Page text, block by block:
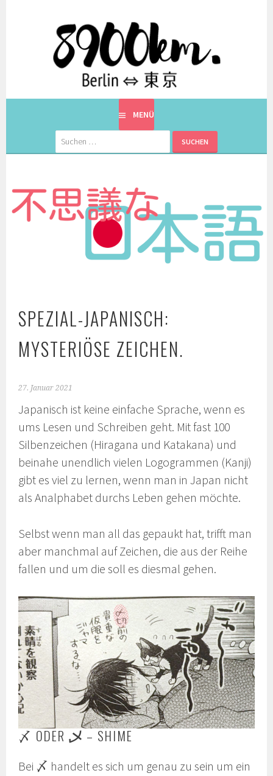
8900KM. BERLIN ⇔ 東京
EINE BERLINERIN IN JAPAN. MIT EINEM JAPANER.
MENÜ
Suchen
nach:
SPEZIAL-JAPANISCH:
MYSTERIÖSE ZEICHEN.
27. Januar 2021
Japanisch ist keine einfache Sprache, wenn es
ums Lesen und Schreiben geht. Mit fast 100
Silbenzeichen (Hiragana und Katakana) und
beinahe unendlich vielen Logogrammen (Kanji)
gibt es viel zu lernen, wenn man in Japan nicht
als Analphabet durchs Leben gehen möchte.
Selbst wenn man all das gepaukt hat, trifft man
aber manchmal auf Zeichen, die aus der Reihe
fallen und um die soll es diesmal gehen.
〆 ODER乄 – SHIME
Bei 〆 handelt es sich um genau zu sein um ein